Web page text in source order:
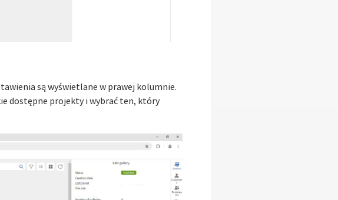
są wyświetlane w prawej kolumnie.
dostępne projekty i wybrać ten, który